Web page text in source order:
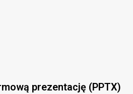
prezentację (PPTX)